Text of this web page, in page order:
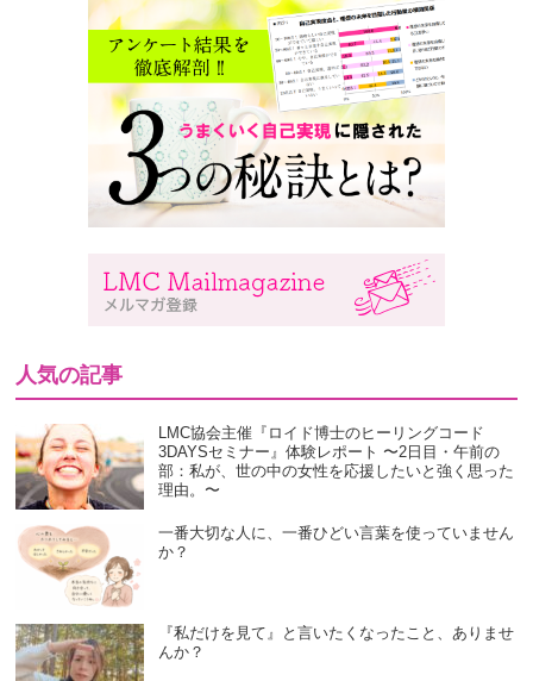
人気の記事
LMC協会主催『ロイド博士のヒーリングコード
3DAYSセミナー』体験レポート 〜2日目・午前の
部：私が、世の中の女性を応援したいと強く思った
理由。〜
一番大切な人に、一番ひどい言葉を使っていません
か？
『私だけを見て』と言いたくなったこと、ありませ
んか？